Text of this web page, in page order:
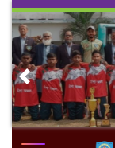
Skip
content
Previous